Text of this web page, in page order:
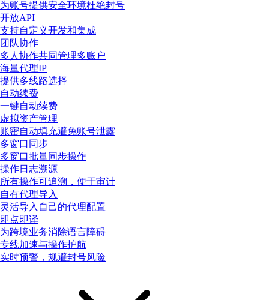
为账号提供安全环境杜绝封号
开放API
支持自定义开发和集成
团队协作
多人协作共同管理多账户
海量代理IP
提供多线路选择
自动续费
一键自动续费
虚拟资产管理
账密自动填充避免账号泄露
多窗口同步
多窗口批量同步操作
操作日志溯源
所有操作可追溯，便于审计
自有代理导入
灵活导入自己的代理配置
即点即译
为跨境业务消除语言障碍
专线加速与操作护航
实时预警，规避封号风险